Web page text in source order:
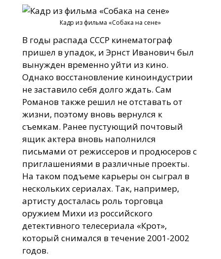
Кадр из фильма «Собака на сене»
В годы распада СССР кинематограф
пришел в упадок, и Эрнст Иванович был
вынужден временно уйти из кино.
Однако восстановление киноиндустрии
не заставило себя долго ждать. Сам
Романов также решил не отставать от
жизни, поэтому вновь вернулся к
съемкам. Ранее пустующий почтовый
ящик актера вновь наполнился
письмами от режиссеров и продюсеров с
приглашениями в различные проекты.
На таком подъеме карьеры он сыграл в
нескольких сериалах. Так, например,
артисту досталась роль торговца
оружием Михи из российского
детективного телесериала «Крот»,
который снимался в течение 2001-2002
годов.